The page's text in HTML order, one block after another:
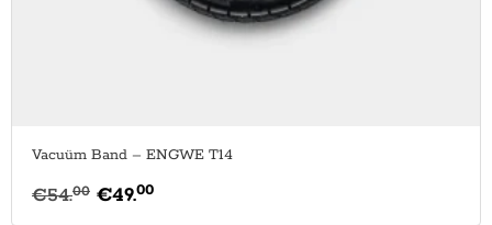
Vacuüm Band – ENGWE T14
€54.00 €49.00